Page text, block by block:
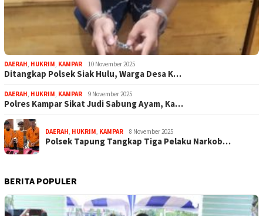
DAERAH, HUKRIM, KAMPAR 10 November 2025
Ditangkap Polsek Siak Hulu, Warga Desa K…
DAERAH, HUKRIM, KAMPAR 9 November 2025
Polres Kampar Sikat Judi Sabung Ayam, Ka…
DAERAH, HUKRIM, KAMPAR 8 November 2025
Polsek Tapung Tangkap Tiga Pelaku Narkob…
BERITA POPULER